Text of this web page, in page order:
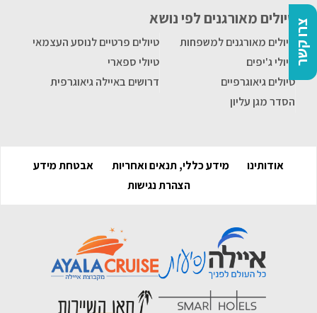
צרו קשר טיולים מאורגנים לפי נושא
טיולים מאורגנים למשפחות
טיולים פרטיים לנוסע העצמאי
טיולי ג'יפים
טיולי ספארי
טיולים גיאוגרפיים
דרושים באיילה גיאוגרפית
הסדר מגן עליון
אודותינו מידע כללי, תנאים ואחריות
אבטחת מידע
הצהרת נגישות